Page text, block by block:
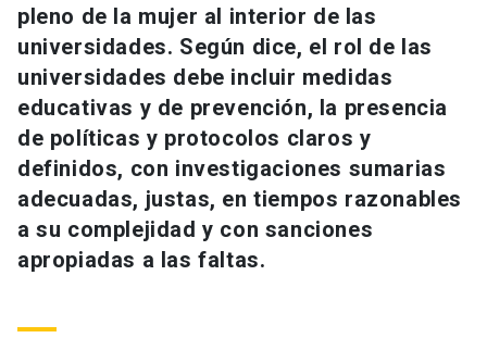
Futuros estudiantes
Estudiantes
Académicos
Personal
launch
Go to english site
ACCESOS DIRECTOS
Admisión
Mi Cuenta UC launch
Correo UC launch
Mi Portal UC
Medios
pleno de la mujer al interior de las
universidades. Según dice, el rol de las
universidades debe incluir medidas
educativas y de prevención, la presencia
de políticas y protocolos claros y
definidos, con investigaciones sumarias
adecuadas, justas, en tiempos razonables
a su complejidad y con sanciones
apropiadas a las faltas.